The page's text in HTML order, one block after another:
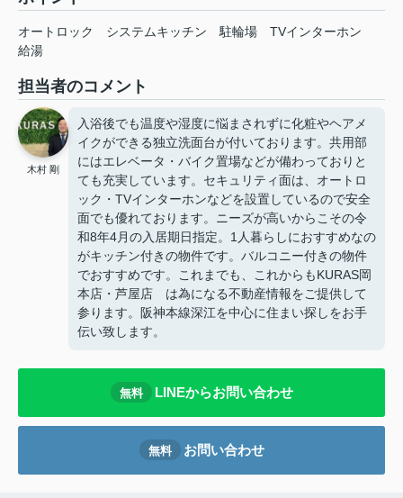
オートロック システムキッチン 駐輪場
TVインターホン
給湯
担当者のコメント
木村 剛
入浴後でも温度や湿度に悩まされずに化粧やヘアメ
イクができる独立洗面台が付いております。共用部
にはエレベータ・バイク置場などが備わっておりと
ても充実しています。セキュリティ面は、オートロ
ック・TVインターホンなどを設置しているので安全
面でも優れております。ニーズが高いからこその令
和8年4月の入居期日指定。1人暮らしにおすすめなの
がキッチン付きの物件です。バルコニー付きの物件
でおすすめです。これまでも、これからもKURAS岡
本店・芦屋店 は為になる不動産情報をご提供して
参ります。阪神本線深江を中心に住まい探しをお手
伝い致します。
無料 LINEからお問い合わせ
無料 お問い合わせ